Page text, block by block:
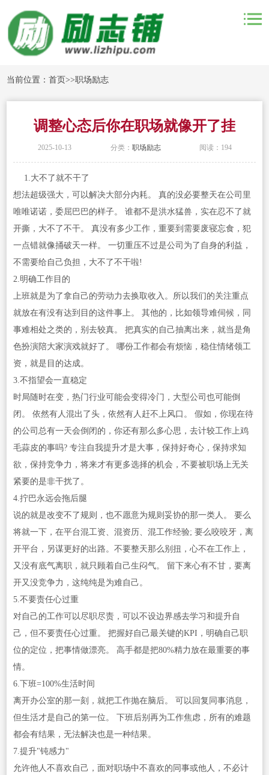
当前位置：首页>>职场励志
调整心态后你在职场就像开了挂
2025-10-13 分类： 职场励志 阅读：194
1.大不了就不干了
想法超级强大，可以解决大部分内耗。 真的没必要整天在公司里
唯唯诺诺，委屈巴巴的样子。 谁都不是洪水猛兽，实在忍不了就
开撕，大不了不干。 真没有多少工作，重要到需要废寝忘食，犯
一点错就像捅破天一样。 一切重压不过是公司为了自身的利益，
不需要给自己负担，大不了不干啦!
2.明确工作目的
上班就是为了拿自己的劳动力去换取收入。所以我们的关注重点
就放在有没有达到目的这件事上。 其他的，比如领导难伺候，同
事难相处之类的，别去较真。 把真实的自己抽离出来，就当是角
色扮演陪大家演戏就好了。 哪份工作都会有烦恼，稳住情绪领工
资，就是目的达成。
3.不指望会一直稳定
时局随时在变，热门行业可能会变得冷门，大型公司也可能倒
闭。 依然有人混出了头，依然有人赶不上风口。 假如，你现在待
的公司总有一天会倒闭的，你还有那么多心思，去计较工作上鸡
毛蒜皮的事吗? 专注自我提升才是大事，保持好奇心，保持求知
欲，保持竞争力，将来才有更多选择的机会，不要被职场上无关
紧要的是非干扰了。
4.拧巴永远会拖后腿
说的就是改变不了规则，也不愿意为规则妥协的那一类人。 要么
将就一下，在平台混工资、混资历、混工作经验; 要么咬咬牙，离
开平台，另谋更好的出路。不要整天那么别扭，心不在工作上，
又没有底气离职，就只顾着自己生闷气。 留下来心有不甘，要离
开又没竞争力，这纯纯是为难自己。
5.不要责任心过重
对自己的工作可以尽职尽责，可以不设边界感去学习和提升自
己，但不要责任心过重。 把握好自己最关键的KPI，明确自己职
位的定位，把事情做漂亮。 高手都是把80%精力放在最重要的事
情。
6.下班=100%生活时间
离开办公室的那一刻，就把工作抛在脑后。 可以回复同事消息，
但生活才是自己的第一位。 下班后别再为工作焦虑，所有的难题
都会有结果，无法解决也是一种结果。
7.提升"钝感力"
允许他人不喜欢自己，面对职场中不喜欢的同事或他人，不必计